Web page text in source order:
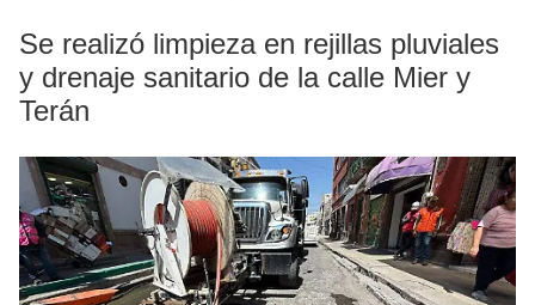
Se realizó limpieza en rejillas pluviales
y drenaje sanitario de la calle Mier y
Terán